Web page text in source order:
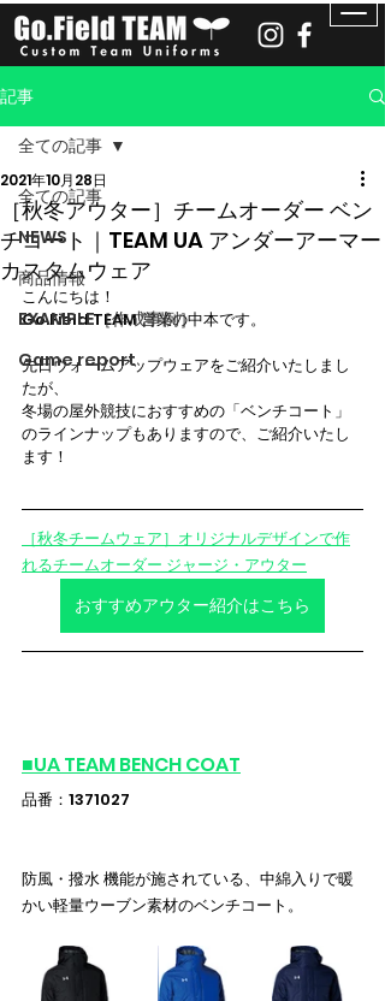
記事
全ての記事
NEWS
商品情報
EXAMPLE［作成事例］
Game report
全ての記事
［秋冬アウター］チームオーダー ベン
チコート｜TEAM UA アンダーアーマー
カスタムウェア
2021年10月28日
こんにちは！
Go.Field TEAM 営業の中本です。
先日ウォームアップウェアをご紹介いたしまし
たが、
冬場の屋外競技におすすめの「ベンチコート」
のラインナップもありますので、ご紹介いたし
ます！
［秋冬チームウェア］オリジナルデザインで作
れるチームオーダー ジャージ・アウター
おすすめアウター紹介はこちら
■UA TEAM BENCH COAT
品番：1371027
防風・撥水 機能が施されている、中綿入りで暖
かい軽量ウーブン素材のベンチコート。